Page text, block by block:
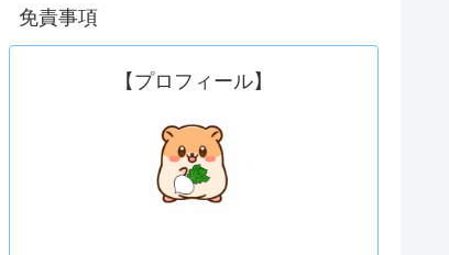
免責事項
【プロフィール】